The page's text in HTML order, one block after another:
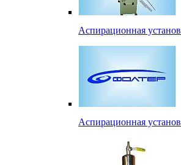
Аспирационная
Аспирационная